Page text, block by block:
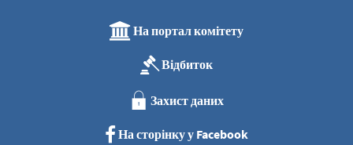
На портал комітету
Відбиток
Захист даних
На сторінку у Facebook